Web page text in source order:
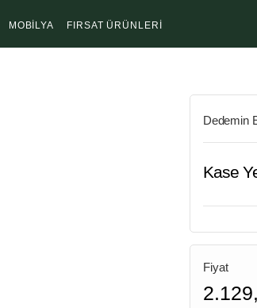
MOBİLYA FIRSAT ÜRÜNLERİ
Dedemin
Kase
Fiyat